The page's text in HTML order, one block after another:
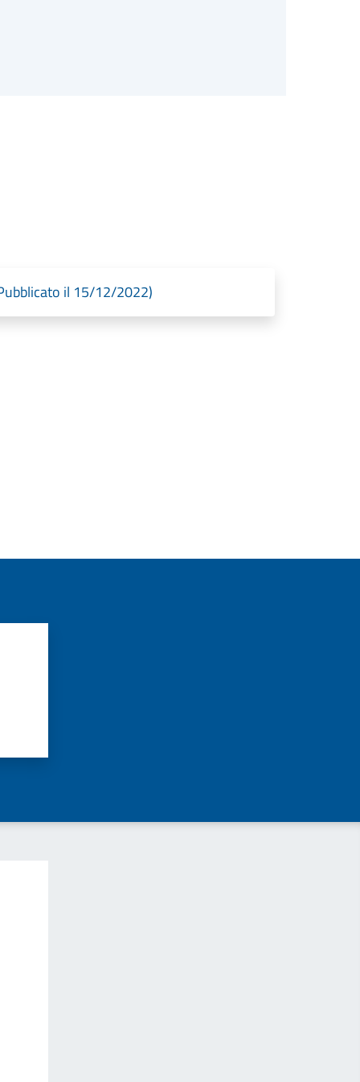
il 15/12/2022)